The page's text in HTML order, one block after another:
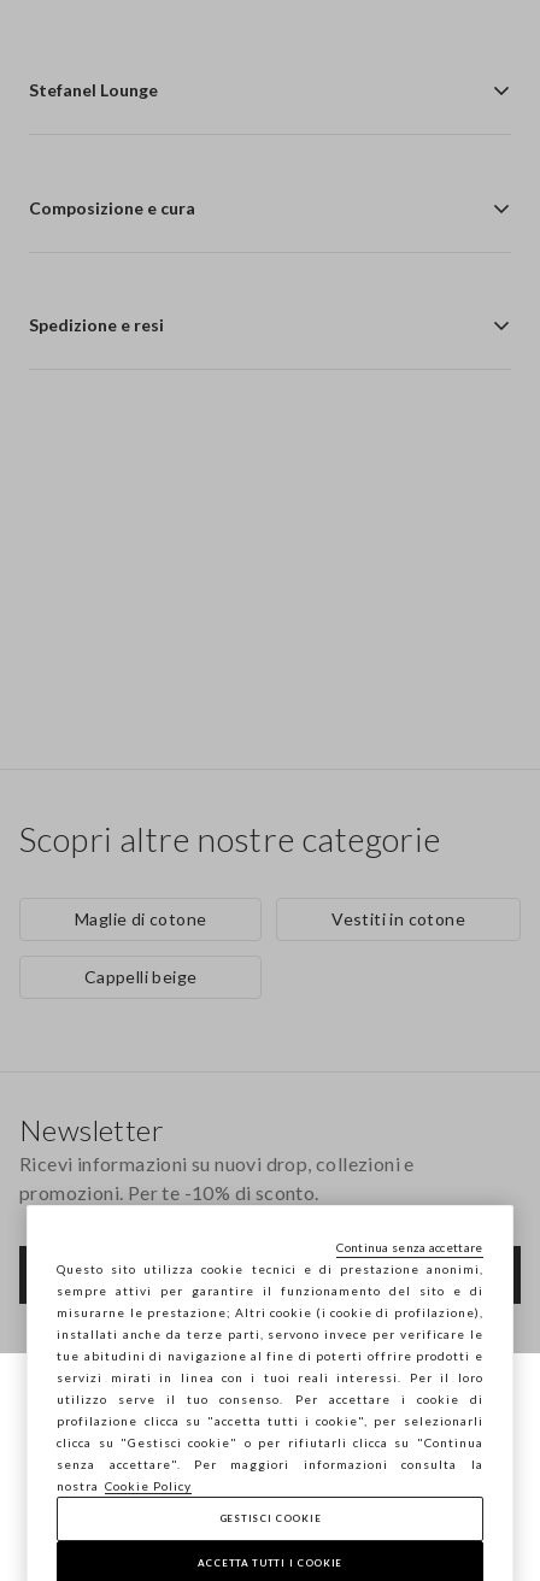
Stefanel Lounge
Composizione e cura
Spedizione e resi
Scopri altre nostre categorie
Maglie di cotone Vestiti in cotone
Cappelli beige
Newsletter
Ricevi informazioni su nuovi drop, collezioni e
promozioni. Per te -10% di sconto.
FOOTER.NEWSLETTER.SUBSCRIBE
Seguici su
Stai navigando su STEFANEL Italia, vuoi
salvare la tua posizione?
CONFERMA
Questo sito utilizza cookie tecnici e di prestazione anonimi,
sempre attivi per garantire il funzionamento del sito e di
misurarne le prestazione; Altri cookie (i cookie di profilazione),
installati anche da terze parti, servono invece per verificare le
tue abitudini di navigazione al fine di poterti offrire prodotti e
servizi mirati in linea con i tuoi reali interessi. Per il loro
utilizzo serve il tuo consenso. Per accettare i cookie di
profilazione clicca su "accetta tutti i cookie", per selezionarli
clicca su "Gestisci cookie" o per rifiutarli clicca su "Continua
senza accettare". Per maggiori informazioni consulta la
nostra
Cookie Policy
GESTISCI COOKIE
ACCETTA TUTTI I COOKIE
Continua senza accettare